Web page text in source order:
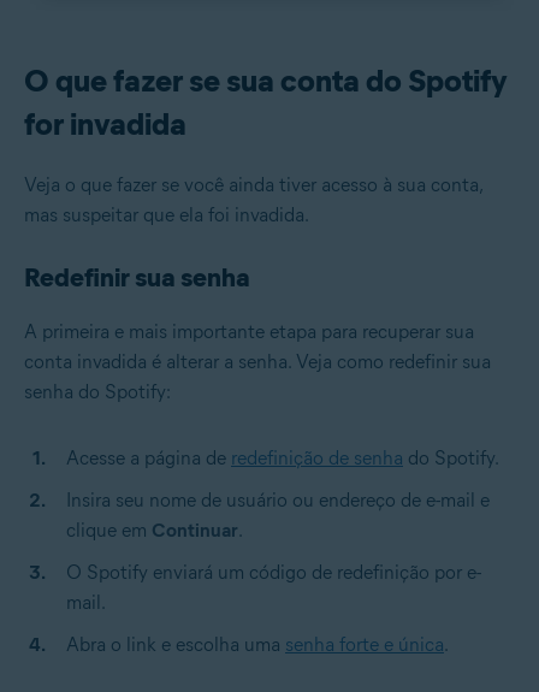
O que fazer se sua conta do Spotify
for invadida
Veja o que fazer se você ainda tiver acesso à sua conta,
mas suspeitar que ela foi invadida.
Redefinir sua senha
A primeira e mais importante etapa para recuperar sua
conta invadida é alterar a senha. Veja como redefinir sua
senha do Spotify:
Acesse a página de redefinição de senha do Spotify.
Insira seu nome de usuário ou endereço de e-mail e
clique em Continuar.
O Spotify enviará um código de redefinição por e-
mail.
Abra o link e escolha uma senha forte e única.